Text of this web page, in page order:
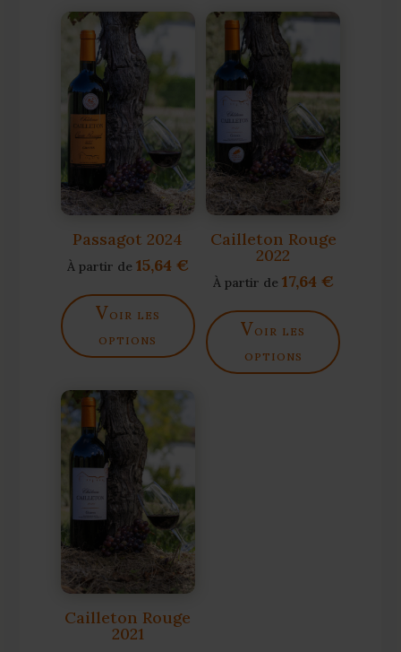
Passagot 2024
À partir de 15,64 €
voir les
options
Cailleton Rouge
2022
À partir de 17,64 €
voir les
options
Cailleton Rouge
2021